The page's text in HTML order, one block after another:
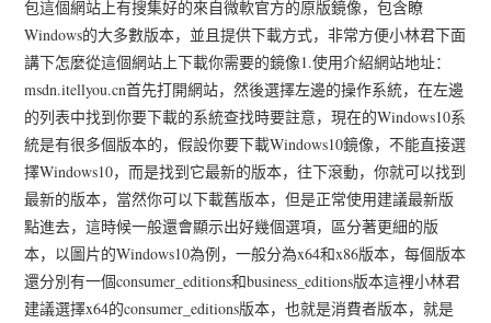
包這個網站上有搜集好的來自微軟官方的原版鏡像，包含瞭
Windows的大多數版本，並且提供下載方式，非常方便小林君下面
講下怎麼從這個網站上下載你需要的鏡像1.使用介紹網站地址：
msdn.itellyou.cn首先打開網站，然後選擇左邊的操作系統，在左邊
的列表中找到你要下載的系統查找時要註意，現在的Windows10系
統是有很多個版本的，假設你要下載Windows10鏡像，不能直接選
擇Windows10，而是找到它最新的版本，往下滾動，你就可以找到
最新的版本，當然你可以下載舊版本，但是正常使用建議最新版
點進去，這時候一般還會顯示出好幾個選項，區分著更細的版
本，以圖片的Windows10為例，一般分為x64和x86版本，每個版本
還分別有一個consumer_editions和business_editions版本這裡小林君
建議選擇x64的consumer_editions版本，也就是消費者版本，就是